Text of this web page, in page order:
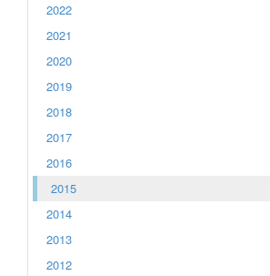
2022
2021
2020
2019
2018
2017
2016
2015
2014
2013
2012